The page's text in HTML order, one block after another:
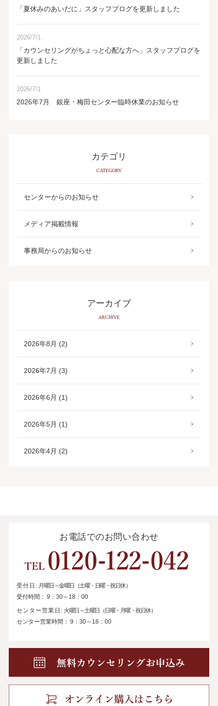
「夏休みのあいだに」スタッフブログを更新しました
2026/7/1
「カウンセリングがちょっと心配な方へ」スタッフブログを
更新しました
2026/7/1
2026年7月 銀座・梅田センター臨時休業のお知らせ
カテゴリ
CATEGORY
センターからのお知らせ
メディア掲載情報
事務局からのお知らせ
アーカイブ
ARCHIVE
2026年8月 (2)
2026年7月 (3)
2026年6月 (1)
2026年5月 (1)
2026年4月 (2)
お電話でのお問い合わせ
受付日: 月曜日～金曜日（土曜・日曜・祝日休）
受付時間： 9：30～18：00
センター営業日: 火曜日～土曜日（日曜・月曜・祝日休）
センター営業時間： 9：30～18：00